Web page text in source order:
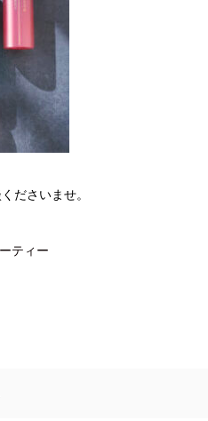
ださいませ。
ティー